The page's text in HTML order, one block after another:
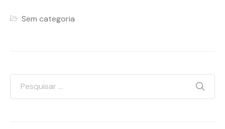
Sem categoria